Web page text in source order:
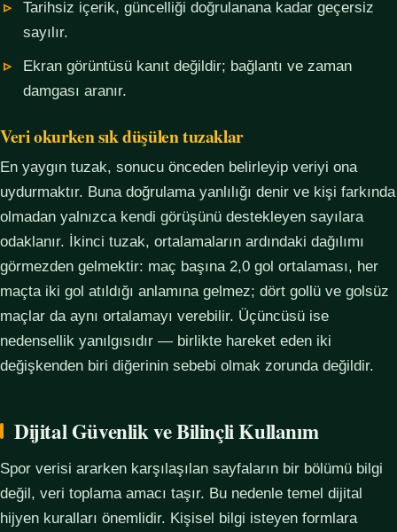
Tarihsiz içerik, güncelliği doğrulanana kadar geçersiz
sayılır.
Ekran görüntüsü kanıt değildir; bağlantı ve zaman
damgası aranır.
Veri okurken sık düşülen tuzaklar
En yaygın tuzak, sonucu önceden belirleyip veriyi ona
uydurmaktır. Buna doğrulama yanlılığı denir ve kişi farkında
olmadan yalnızca kendi görüşünü destekleyen sayılara
odaklanır. İkinci tuzak, ortalamaların ardındaki dağılımı
görmezden gelmektir: maç başına 2,0 gol ortalaması, her
maçta iki gol atıldığı anlamına gelmez; dört gollü ve golsüz
maçlar da aynı ortalamayı verebilir. Üçüncüsü ise
nedensellik yanılgısıdır — birlikte hareket eden iki
değişkenden biri diğerinin sebebi olmak zorunda değildir.
Dijital Güvenlik ve Bilinçli Kullanım
Spor verisi ararken karşılaşılan sayfaların bir bölümü bilgi
değil, veri toplama amacı taşır. Bu nedenle temel dijital
hijyen kuralları önemlidir. Kişisel bilgi isteyen formlara